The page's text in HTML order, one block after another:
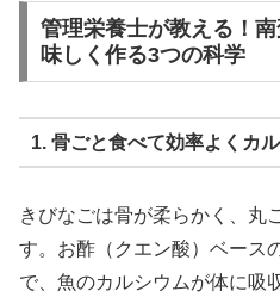
管理栄養士が教える！
味しく作る3つの科学
1. 骨ごと食べて効率よくカ
きびなごは骨が柔らかく、丸
す。お酢（クエン酸）ベース
で、魚のカルシウムが体に吸